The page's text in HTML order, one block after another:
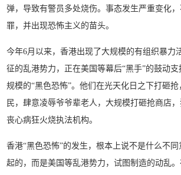
弹，导致有警员多处烧伤。事态发生严重变化
罪，并出现恐怖主义的苗头。
今年6月以来，香港出现了大规模的有组织暴力
征的乱港势力，正在美国等幕后“黑手”的鼓动
规模的“黑色恐怖”。他们在光天化日之下打砸
民，肆意凌辱爷爷辈老人，大规模打砸抢商店，
丧心病狂火烧执法机构。
香港“黑色恐怖”的发生，根本上说不是什么不同
起的，而是美国等乱港势力，试图制造的动乱